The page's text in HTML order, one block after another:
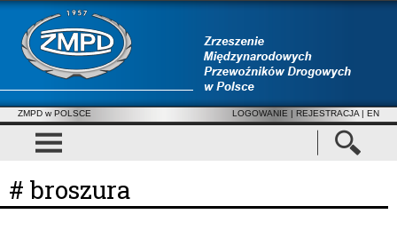
ZMPD w POLSCE LOGOWANIE | REJESTRACJA | EN
# broszura